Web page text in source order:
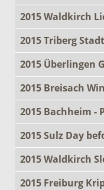
2015 Waldkirch
2015 Triberg
2015 Überlingen
2015 Breisach
2015 Bachheim -
2015 Sulz Day
2015 Waldkirch
2015 Freiburg